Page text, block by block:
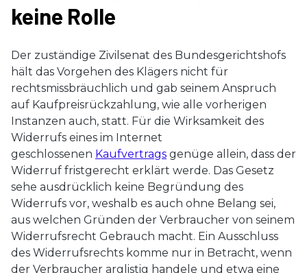
keine Rolle
Der zuständige Zivilsenat des Bundesgerichtshofs
hält das Vorgehen des Klägers nicht für
rechtsmissbräuchlich und gab seinem Anspruch
auf Kaufpreisrückzahlung, wie alle vorherigen
Instanzen auch, statt. Für die Wirksamkeit des
Widerrufs eines im Internet
geschlossenen Kaufvertrags genüge allein, dass der
Widerruf fristgerecht erklärt werde. Das Gesetz
sehe ausdrücklich keine Begründung des
Widerrufs vor, weshalb es auch ohne Belang sei,
aus welchen Gründen der Verbraucher von seinem
Widerrufsrecht Gebrauch macht. Ein Ausschluss
des Widerrufsrechts komme nur in Betracht, wenn
der Verbraucher arglistig handele und etwa eine